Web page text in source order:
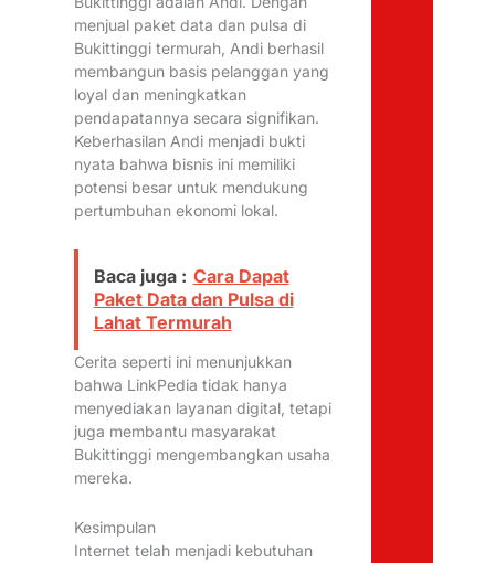
menjual paket data dan pulsa di
Bukittinggi termurah, Andi berhasil
membangun basis pelanggan yang
loyal dan meningkatkan
pendapatannya secara signifikan.
Keberhasilan Andi menjadi bukti
nyata bahwa bisnis ini memiliki
potensi besar untuk mendukung
pertumbuhan ekonomi lokal.
Baca juga : Cara Dapat
Paket Data dan Pulsa di
Lahat Termurah
Cerita seperti ini menunjukkan
bahwa LinkPedia tidak hanya
menyediakan layanan digital, tetapi
juga membantu masyarakat
Bukittinggi mengembangkan usaha
mereka.
Kesimpulan
Internet telah menjadi kebutuhan